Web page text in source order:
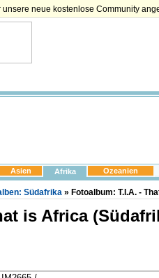
neue kostenlose Community
Asien Afrika Ozeanien
Südafrika » Fotoalbum: T.I.A. -
is Africa